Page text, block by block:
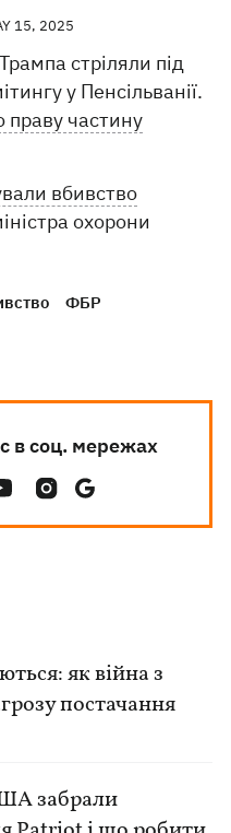
15, 2025
стріляли під
у Пенсільванії.
праву частину
вбивство
охорони
ФБР
в соц. мережах
як війна з
постачання
забрали